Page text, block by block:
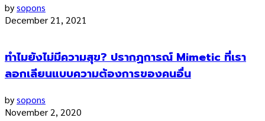
bysopons
December 21, 2021
ทำไมยังไม่มีความสุข? ปรากฏการณ์ Mimetic ที่เรา
ลอกเลียนแบบความต้องการของคนอื่น
bysopons
November 2, 2020